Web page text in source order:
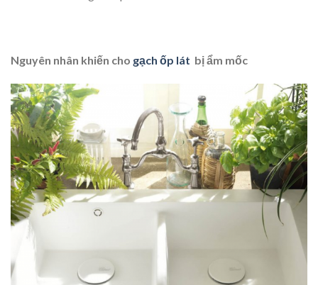
Nguyên nhân khiến cho gạch ốp lát bị ẩm mốc